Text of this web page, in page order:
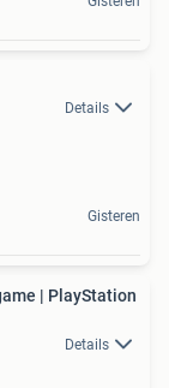
Details
Gisteren
| PlayStation
Details